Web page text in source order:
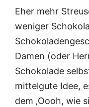
Eher mehr
weniger
Damen (oder
Schokolade
mittelgute Idee,
dem ‚Oooh, wie